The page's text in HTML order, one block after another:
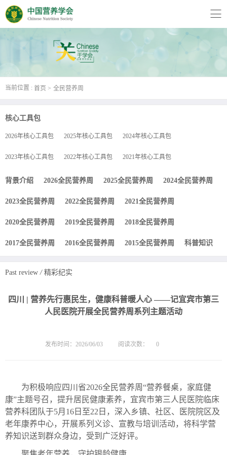
当前位置 : 首页 全民营养周
核心工具包
2026年核心工具包 2025年核心工具包 2024年核心工具包
2023年核心工具包 2022年核心工具包 2021年核心工具包
背景介绍 2026全民营养周 2025全民营养周 2024全民营养周
2023全民营养周 2022全民营养周 2021全民营养周
2020全民营养周 2019全民营养周 2018全民营养周
2017全民营养周 2016全民营养周 2015全民营养周 科普知识
Past review / 精彩纪实
四川 | 营养先行惠民生，健康科普暖人心 ——记宜宾市第三
人民医院开展全民营养周系列主题活动
发布时间：2026/06/03 阅读次数： 0
为积极响应四川省2026全民营养周“营养餐桌，家庭健
康”主题号召，提升居民健康素养，宜宾市第三人民医院临床
营养科团队于5月16 日至22日，深入乡镇、社区、医院院区及
老年康养中心，开展系列义诊、宣教与培训活动，将科学营
养知识送到群众身边，受到广泛好评。